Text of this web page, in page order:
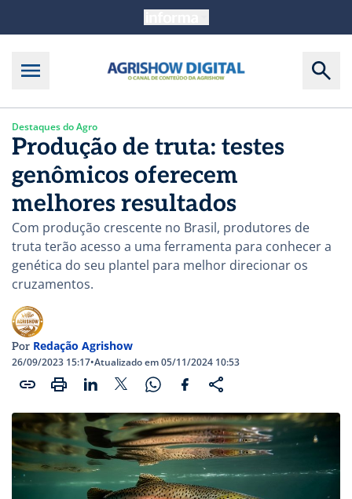
Destaques do Agro
Produção de truta: testes
genômicos oferecem
melhores resultados
Com produção crescente no Brasil, produtores de
truta terão acesso a uma ferramenta para conhecer a
genética do seu plantel para melhor direcionar os
cruzamentos.
Por Redação Agrishow
26/09/2023 15:17•Atualizado em 05/11/2024 10:53